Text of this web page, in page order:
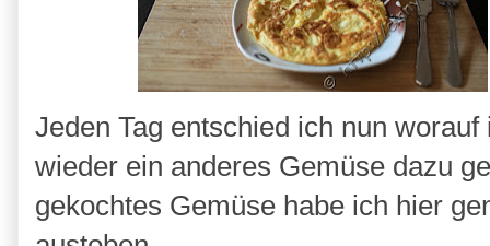
Jeden Tag entschied ich nun
wieder ein anderes Gemüse dazu
gekochtes Gemüse habe ich hier